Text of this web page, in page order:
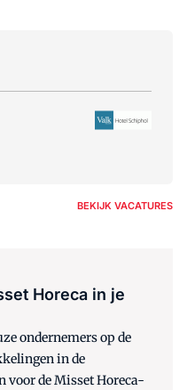
BEKIJK VACATURES
Horeca in je
ondernemers op de
in de
voor de Misset Horeca-